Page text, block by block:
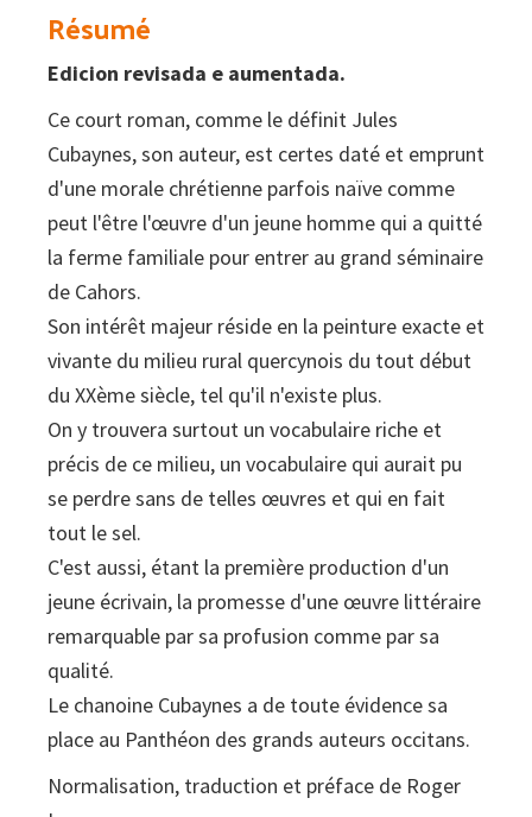
Résumé
Edicion revisada e aumentada.
Ce court roman, comme le définit Jules
Cubaynes, son auteur, est certes daté et emprunt
d'une morale chrétienne parfois naïve comme
peut l'être l'œuvre d'un jeune homme qui a quitté
la ferme familiale pour entrer au grand séminaire
de Cahors.
Son intérêt majeur réside en la peinture exacte et
vivante du milieu rural quercynois du tout début
du XXème siècle, tel qu'il n'existe plus.
On y trouvera surtout un vocabulaire riche et
précis de ce milieu, un vocabulaire qui aurait pu
se perdre sans de telles œuvres et qui en fait
tout le sel.
C'est aussi, étant la première production d'un
jeune écrivain, la promesse d'une œuvre littéraire
remarquable par sa profusion comme par sa
qualité.
Le chanoine Cubaynes a de toute évidence sa
place au Panthéon des grands auteurs occitans.
Normalisation, traduction et préface de Roger